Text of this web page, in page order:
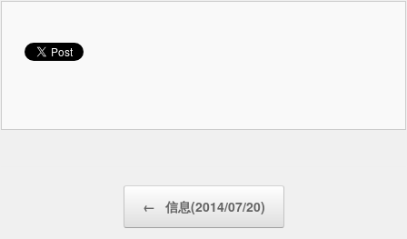
← 信息(2014/07/20)